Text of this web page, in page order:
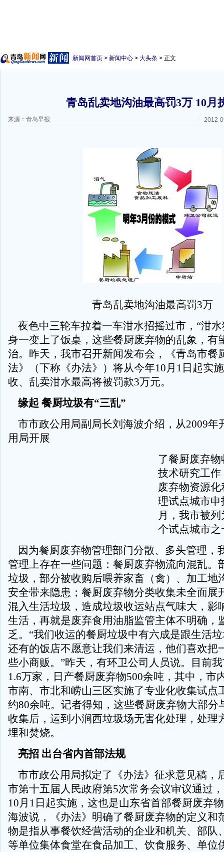
新闻网首页 > 新闻中心 > 大头条 > 正文
青岛乱卖地沟油最高罚3万 10月
来源：青岛早报 -- 2012-
青岛乱卖地沟油最高罚3万
夜色中三轮车拉着一车泔水招摇过市，“泔水
身一变上了饭桌，这些餐厨废弃物的乱象，有
治。昨天，我市召开新闻发布会，《青岛市餐
法》（下称《办法》）将从今年10月1日起实
收、乱卖泔水最高将被罚款3万元。
缘起 餐厨垃圾有“三乱”
市市政公用局副局长刘海波介绍，从2009年
用局开展
了餐厨废弃
技术研究工
废弃物资源
理试点城市申
月，我市被
个试点城市之
因为餐厨废弃物管理部门分散、多头管理，
管理上存在一些问题：餐厨废弃物流向混乱。
垃圾，部分被收购后喂养家畜（禽）、加工地
安全带来隐患；餐厨废弃物分类收集未全面展
混入生活垃圾，造成垃圾收运站点气味大，影
生活，再就是废弃食用油脂监管主体不明确，
乏。“我们收运的餐厨垃圾中有六成是跟生活
还有的饭店不愿意让我们来清运，他们喜欢把
些小商贩。”昨天，有环卫公司人员说。目前
1.6万家，日产餐厨废弃物500余吨，其中，市
市南、市北和崂山三区实施了专业化收集试点
约80余吨。记者得知，这些餐厨废弃物大部分
收集后，运到小涧西垃圾场无害化处理，处理
埋和焚烧。
亮招 出台省内首部法规
市市政公用局拟定了《办法》征求意见稿，
市第十五届人民政府第5次常务会议审议通过
10月1日起实施，这也是山东省首部餐厨废弃
海波说，《办法》明确了餐厨废弃物的定义和
物是指从事餐饮经营活动的企业和机关、部队
等单位集体食堂在食品加工、饮食服务、单位